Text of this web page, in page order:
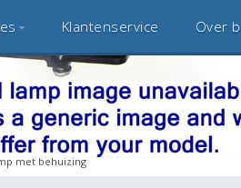
Klantbeoordeling 9,0
Bekijk alle 1000+ reviews
Klantenservice Over
20 jaar
met behuizing